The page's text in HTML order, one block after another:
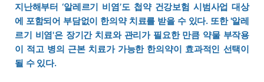
지난해부터 ‘알레르기 비염’도 첩약 건강보험 시범사업 대상
에 포함되어 부담없이 한의약 치료를 받을 수 있다. 또한 '알레
르기 비염'은 장기간 치료와 관리가 필요한 만큼 약물 부작용
이 적고 병의 근본 치료가 가능한 한의약이 효과적인 선택이
될 수 있다.